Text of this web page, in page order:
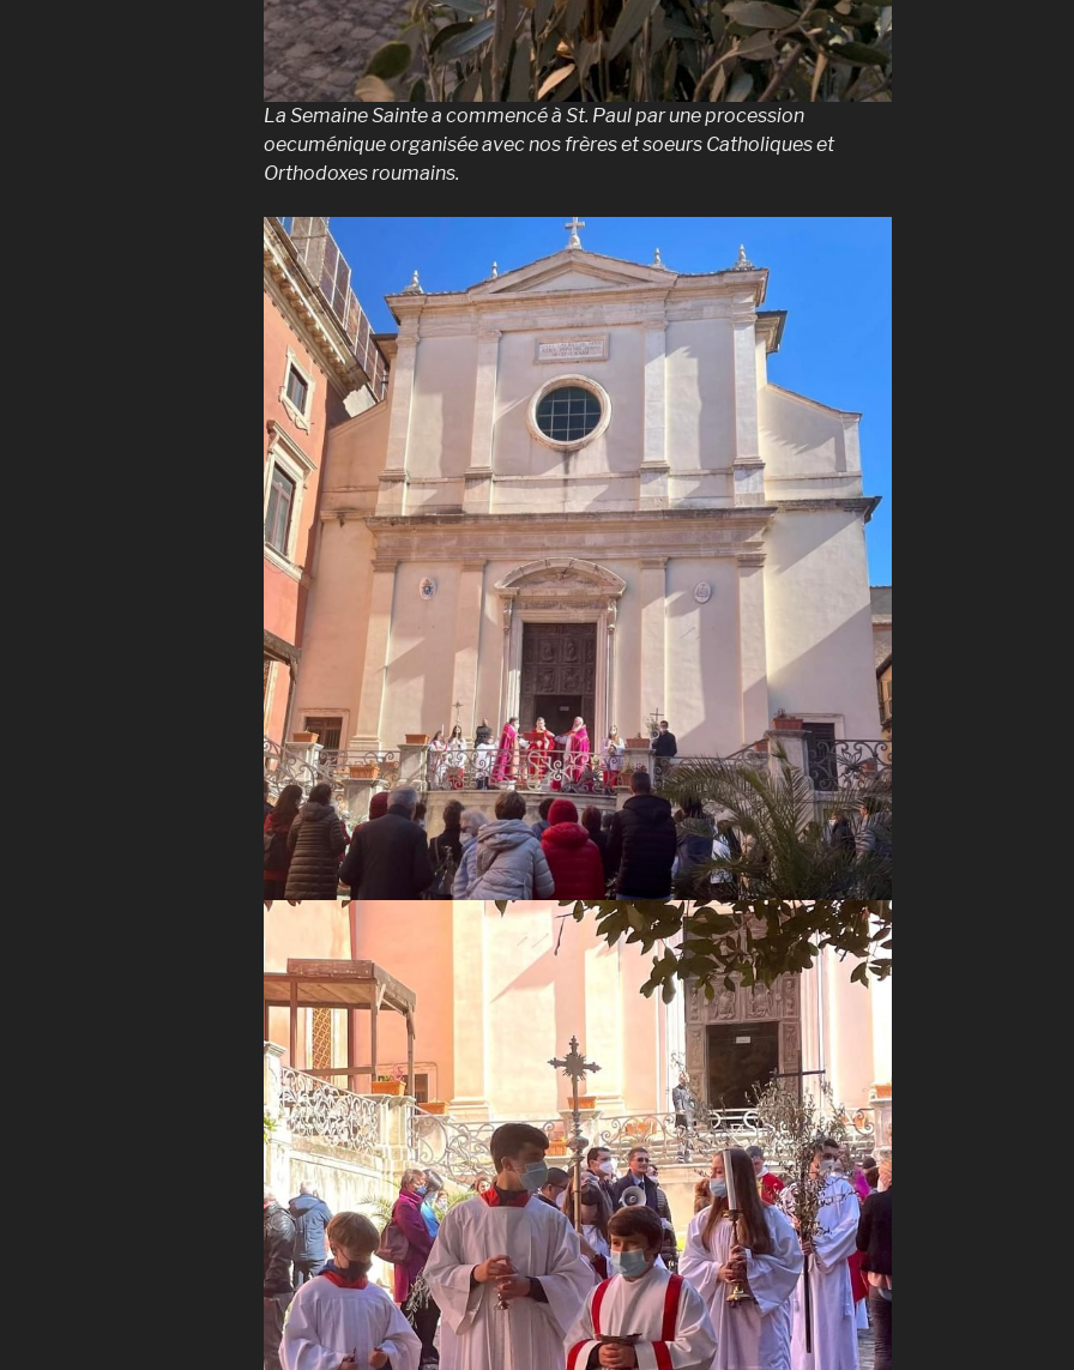
La Semaine Sainte a commencé à St. Paul par une procession
oecuménique organisée avec nos frères et soeurs Catholiques et
Orthodoxes roumains.